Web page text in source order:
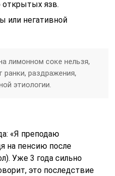
открытых язв.
или негативной
лимонном соке нельзя,
ранки, раздражения,
этиологии.
«Я преподаю
на пенсию после
Уже 3 года сильно
это последствие